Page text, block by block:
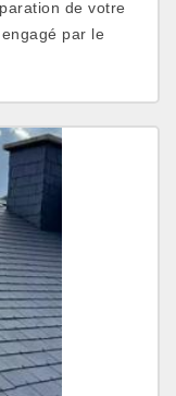
de votre
par le